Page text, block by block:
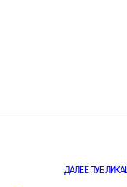
ДАЛЕЕ